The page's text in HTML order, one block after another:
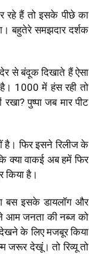
रहे हैं तो इसके पीछे का
बहुतेरे समझदार दर्शक
से बंदूक दिखाते हैं ऐसा
है। 1000 में हंस रही तो
पुष्पा जब मार पीट
है। फिर इसने रिलीज के
क्या वाकई अब हमें फिर
किया है।
बस इसके डायलॉग और
आम जनता की नब्ज को
के लिए मजबूर किया
जरूर देखूं। तो रिव्यू तो